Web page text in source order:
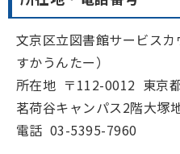
文京区立図書館サービス
すかうんたー）
所在地 〒112-0012 東京
茗荷谷キャンパス2階大塚
電話 03-5395-7960